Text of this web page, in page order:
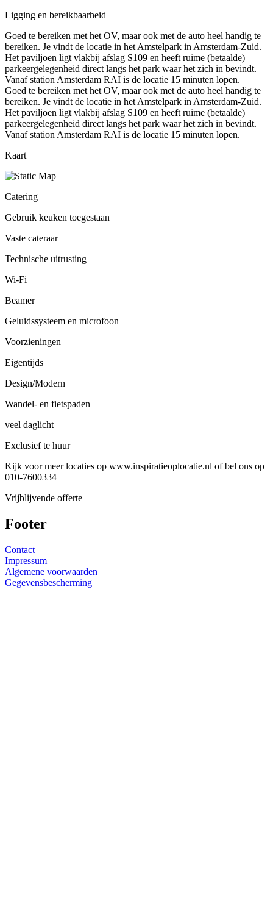
Ligging en bereikbaarheid
Goed te bereiken met het OV, maar ook met de auto heel handig te
bereiken. Je vindt de locatie in het Amstelpark in Amsterdam-Zuid.
Het paviljoen ligt vlakbij afslag S109 en heeft ruime (betaalde)
parkeergelegenheid direct langs het park waar het zich in bevindt.
Vanaf station Amsterdam RAI is de locatie 15 minuten lopen.
Goed te bereiken met het OV, maar ook met de auto heel handig te
bereiken. Je vindt de locatie in het Amstelpark in Amsterdam-Zuid.
Het paviljoen ligt vlakbij afslag S109 en heeft ruime (betaalde)
parkeergelegenheid direct langs het park waar het zich in bevindt.
Vanaf station Amsterdam RAI is de locatie 15 minuten lopen.
Kaart
Catering
Gebruik keuken toegestaan
Vaste cateraar
Technische uitrusting
Wi-Fi
Beamer
Geluidssysteem en microfoon
Voorzieningen
Eigentijds
Design/Modern
Wandel- en fietspaden
veel daglicht
Exclusief te huur
Kijk voor meer locaties op www.inspiratieoplocatie.nl of bel ons op
010-7600334
Vrijblijvende offerte
Footer
Contact
Impressum
Algemene voorwaarden
Gegevensbescherming